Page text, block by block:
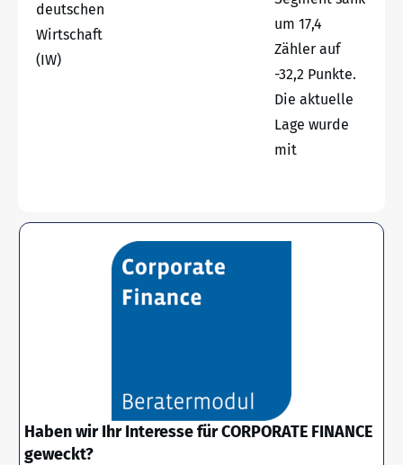
deutschen
Wirtschaft
(IW)
um 17,4
Zähler auf
-32,2 Punkte.
Die aktuelle
Lage wurde
mit
Haben wir Ihr Interesse für CORPORATE FINANCE
geweckt?